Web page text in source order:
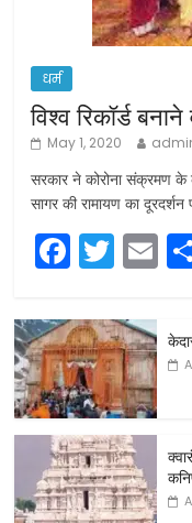
धर्म
विश्व रिकॉर्ड
May 1, 2020
सरकार ने कोरोना संक्रमण के
सागर की रामायण का दूरदर्शन
F
a
c
e
b
o
o
k
T
w
itt
er
E
ai